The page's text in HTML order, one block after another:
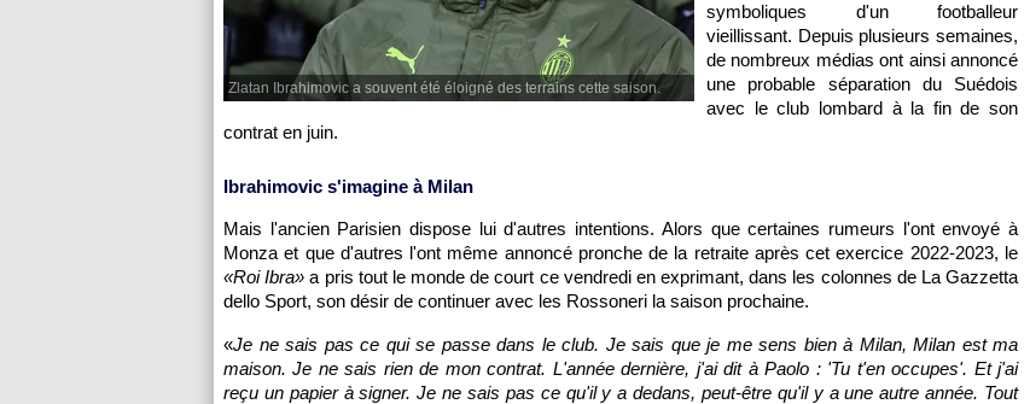
Zlatan Ibrahimovic a souvent été éloigné des terrains cette saison.
symboliques d'un footballeur
vieillissant. Depuis plusieurs semaines,
de nombreux médias ont ainsi annoncé
une probable séparation du Suédois
avec le club lombard à la fin de son
contrat en juin.
Ibrahimovic s'imagine à Milan
Mais l'ancien Parisien dispose lui d'autres intentions. Alors que certaines rumeurs l'ont envoyé à
Monza et que d'autres l'ont même annoncé pronche de la retraite après cet exercice 2022-2023, le
«Roi Ibra» a pris tout le monde de court ce vendredi en exprimant, dans les colonnes de La Gazzetta
dello Sport, son désir de continuer avec les Rossoneri la saison prochaine.
«Je ne sais pas ce qui se passe dans le club. Je sais que je me sens bien à Milan, Milan est ma
maison. Je ne sais rien de mon contrat. L'année dernière, j'ai dit à Paolo : 'Tu t'en occupes'. Et j'ai
reçu un papier à signer. Je ne sais pas ce qu'il y a dedans, peut-être qu'il y a une autre année. Tout